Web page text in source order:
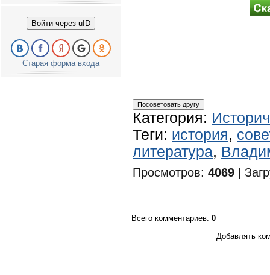
Войти через uID
Старая форма входа
Категория:
Теги: история,
литература,
Просмотров: 4069
Всего комментариев: 0
Добавлять